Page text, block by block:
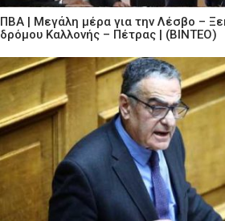
ΠΒΑ | Μεγάλη μέρα για την Λέσβο –
δρόμου Καλλονής – Πέτρας | (ΒΙΝΤΕΟ)